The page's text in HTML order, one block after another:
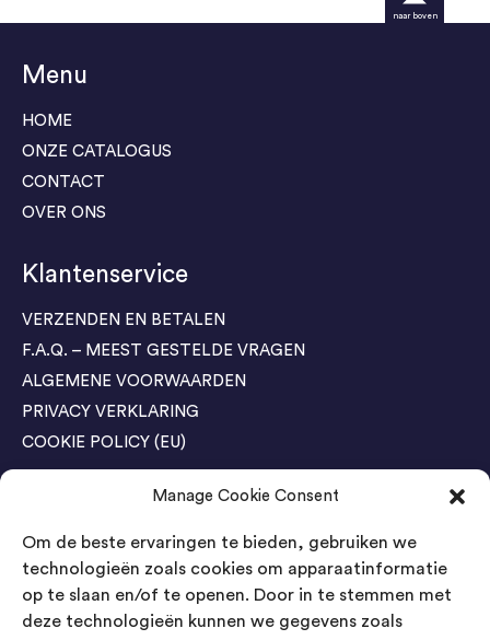
Manage Cookie Consent
Om de beste ervaringen te bieden, gebruiken we
technologieën zoals cookies om apparaatinformatie
op te slaan en/of te openen. Door in te stemmen met
deze technologieën kunnen we gegevens zoals
Menu
HOME
ONZE CATALOGUS
CONTACT
OVER ONS
Klantenservice
VERZENDEN EN BETALEN
F.A.Q. – MEEST GESTELDE VRAGEN
ALGEMENE VOORWAARDEN
PRIVACY VERKLARING
COOKIE POLICY (EU)
Agenda Trade Shows
04-05 November / SVG FAIR Winterswijk
Bestel GRATIS kaarten
Bestel GRATIS kaarten
naar boven